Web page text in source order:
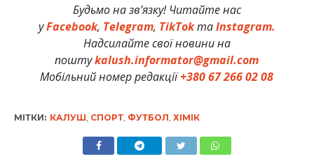
Будьмо на зв’язку! Читайте нас
уFacebook, Telegram, TikTokтаInstagram.
Надсилайте свої новини на
поштуkalush.informator@gmail.com
Мобільний номер редакції+380 67 266 02 08
МІТКИ: КАЛУШ, СПОРТ, ФУТБОЛ, ХІМІК